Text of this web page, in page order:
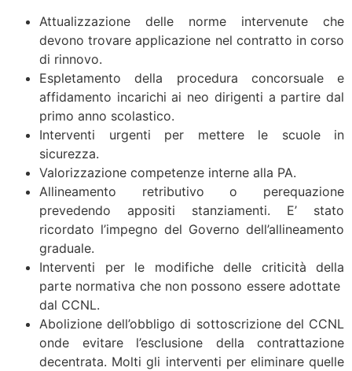
Attualizzazione delle norme intervenute che
devono trovare applicazione nel contratto in corso
di rinnovo.
Espletamento della procedura concorsuale e
affidamento incarichi ai neo dirigenti a partire dal
primo anno scolastico.
Interventi urgenti per mettere le scuole in
sicurezza.
Valorizzazione competenze interne alla PA.
Allineamento retributivo o perequazione
prevedendo appositi stanziamenti. E’ stato
ricordato l’impegno del Governo dell’allineamento
graduale.
Interventi per le modifiche delle criticità della
parte normativa che non possono essere adottate
dal CCNL.
Abolizione dell’obbligo di sottoscrizione del CCNL
onde evitare l’esclusione della contrattazione
decentrata. Molti gli interventi per eliminare quelle